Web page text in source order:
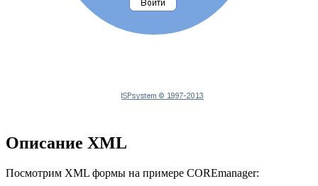
Описание XML
Посмотрим XML формы на примере COREmanager: